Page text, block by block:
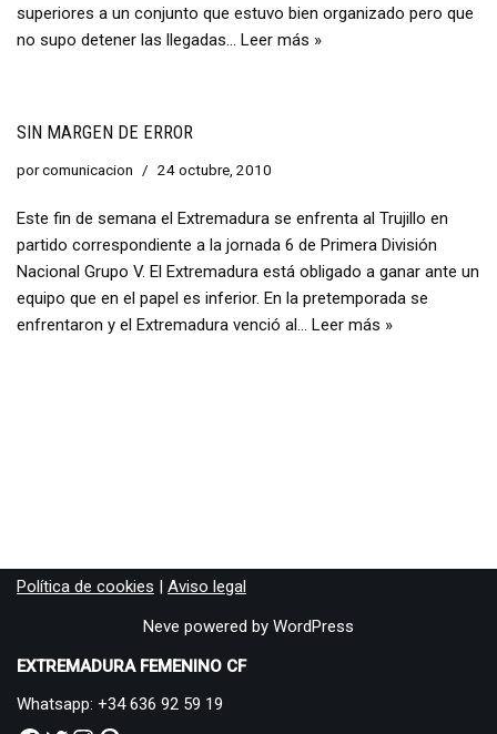
superiores a un conjunto que estuvo bien organizado pero que
no supo detener las llegadas… Leer más »
SIN MARGEN DE ERROR
porcomunicacion 24 octubre, 2010
Este fin de semana el Extremadura se enfrenta al Trujillo en
partido correspondiente a la jornada 6 de Primera División
Nacional Grupo V. El Extremadura está obligado a ganar ante un
equipo que en el papel es inferior. En la pretemporada se
enfrentaron y el Extremadura venció al… Leer más »
Política de cookies | Aviso legal
Neve powered by WordPress
EXTREMADURA FEMENINO CF
Whatsapp: +34 636 92 59 19